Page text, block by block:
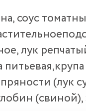
соус
лук
(лук
(свиной),